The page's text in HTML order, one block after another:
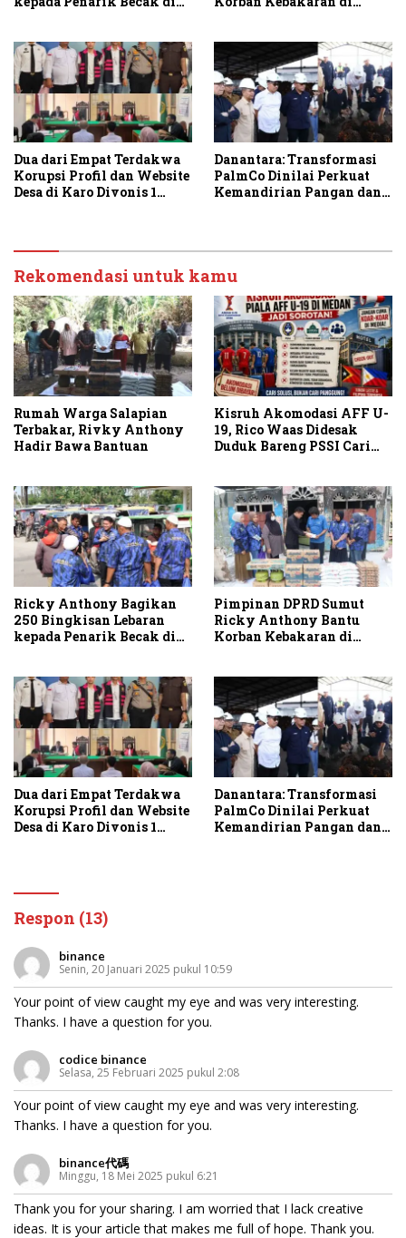
Dua dari Empat Terdakwa
Korupsi Profil dan Website
Desa di Karo Divonis 1
Danantara: Transformasi
PalmCo Dinilai Perkuat
Kemandirian Pangan dan
Rekomendasi untuk kamu
Rumah Warga Salapian
Terbakar, Rivky Anthony
Hadir Bawa Bantuan
Kisruh Akomodasi AFF U-
19, Rico Waas Didesak
Duduk Bareng PSSI Cari
Ricky Anthony Bagikan
250 Bingkisan Lebaran
kepada Penarik Becak di
Pimpinan DPRD Sumut
Ricky Anthony Bantu
Korban Kebakaran di
Dua dari Empat Terdakwa
Korupsi Profil dan Website
Desa di Karo Divonis 1
Danantara: Transformasi
PalmCo Dinilai Perkuat
Kemandirian Pangan dan
Respon (13)
binance
Senin, 20 Januari 2025 pukul 10:59
Your point of view caught my eye and was very interesting.
Thanks. I have a question for you.
codice binance
Selasa, 25 Februari 2025 pukul 2:08
Your point of view caught my eye and was very interesting.
Thanks. I have a question for you.
binance代碼
Minggu, 18 Mei 2025 pukul 6:21
Thank you for your sharing. I am worried that I lack creative
ideas. It is your article that makes me full of hope. Thank you.